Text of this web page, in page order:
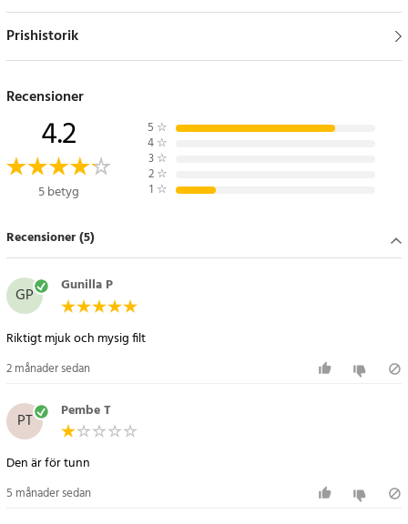
Materialet är tillverkat i hållbar polyester som både är mjukt mot
huden och lätt att underhålla. Den sobra khaki-färgen skapar en
Rabbit-filtens vackra textur och generösa storlek gör den till ett
uppskattat inslag i varje rum.
- Material: 100 % polyester
- Mått: 200 x 230 cm
- Färg: khaki
- Textur: rabbit-fleece känsla
Artikelnummer:120150
Prishistorik
Recensioner
4.2
5 betyg
5 ☆
4 ☆
3 ☆
2 ☆
1 ☆
Recensioner (5)
GP Gunilla P
Riktigt mjuk och mysig filt
2 månader sedan
PT Pembe T
Den är för tunn
5 månader sedan